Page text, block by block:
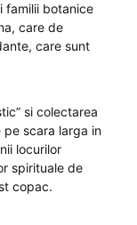
familii botanice
care de
care sunt
si colectarea
pe scara larga in
locurilor
spirituale de
copac.